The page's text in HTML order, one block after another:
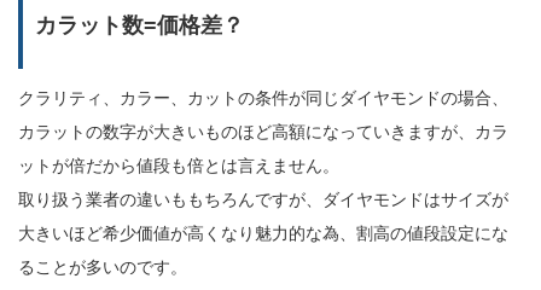
カラット数=価格差？
クラリティ、カラー、カットの条件が同じダイヤモンドの場合、
カラットの数字が大きいものほど高額になっていきますが、カラ
ットが倍だから値段も倍とは言えません。
取り扱う業者の違いももちろんですが、ダイヤモンドはサイズが
大きいほど希少価値が高くなり魅力的な為、割高の値段設定にな
ることが多いのです。